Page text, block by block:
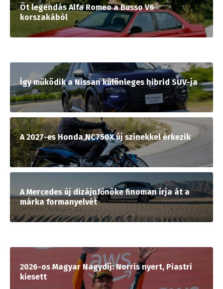
Öt legendás Alfa Romeo a Busso V6
korszakából
Így működik a Nissan különleges hibrid SUV-ja
A 2027-es Honda NC750X új színekkel érkezik
A Mercedes új dizájnfőnöke finoman írja át a
márka formanyelvét
2026-os Magyar Nagydíj: Norris nyert, Piastri
kiesett